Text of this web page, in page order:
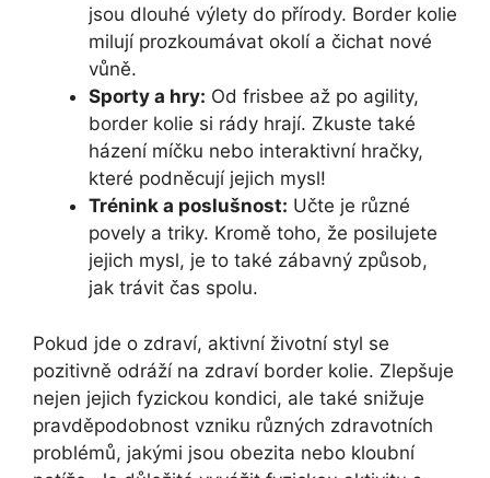
jsou dlouhé výlety do přírody. Border kolie
milují prozkoumávat okolí a čichat nové
vůně.
Sporty a hry: Od frisbee až po agility,
border kolie si rády hrají. Zkuste také
házení míčku nebo interaktivní hračky,
které podněcují jejich mysl!
Trénink a poslušnost: Učte je různé
povely a triky. Kromě toho, že posilujete
jejich mysl, je to také zábavný způsob,
jak trávit čas spolu.
Pokud jde o zdraví, aktivní životní styl se
pozitivně odráží na zdraví border kolie. Zlepšuje
nejen jejich fyzickou kondici, ale také snižuje
pravděpodobnost vzniku různých zdravotních
problémů, jakými jsou obezita nebo kloubní